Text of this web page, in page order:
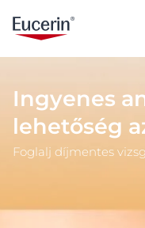
Ingyenes
lehetőség
Foglalj díjmentes